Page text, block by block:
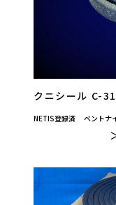
クニシール C-31
NETIS登録済 ベントナ